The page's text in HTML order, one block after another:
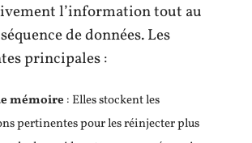
l’information tout au
de données. Les
principales :
mémoire : Elles stockent les
pertinentes pour les réinjecter plus